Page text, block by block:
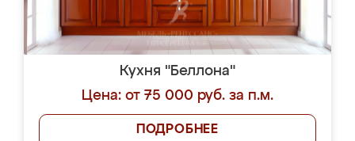
Кухня "Беллона"
Цена: от 75 000 руб. за п.м.
ПОДРОБНЕЕ